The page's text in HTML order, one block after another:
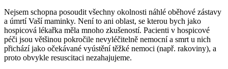
Nejsem schopna posoudit všechny okolnosti náhlé oběhové zástavy
a úmrtí Vaší maminky. Není to ani oblast, se kterou bych jako
hospicová lékařka měla mnoho zkušeností. Pacienti v hospicové
péči jsou většinou pokročile nevyléčitelně nemocní a smrt u nich
přichází jako očekávané vyústění těžké nemoci (např. rakoviny), a
proto obvykle resuscitaci nezahajujeme.